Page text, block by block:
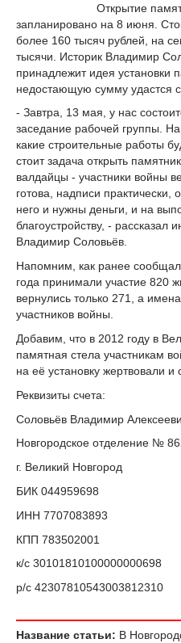
Открытие
запланировано на 8 июня.
более 160 тысяч рублей, на
тысячи. Историк Владимир
принадлежит идея установки
недостающую сумму удастся
- Завтра, 13 мая, у нас
заседание рабочей группы.
какие строительные работы
стоит задача открыть
валдайцы - участники войны
готова, надписи практически,
него и нужны деньги, и на
благоустройству, -
Владимир Соловьёв.
Напомним, как ранее
года принимали участие 820
вернулись только 271, а
участников войны.
Добавим, что в 2012 году в
памятная стела участникам
на её установку жертвовали и
Реквизиты счета:
Соловьёв Владимир
Новгородское отделение №
г. Великий Новгород
БИК 044959698
ИНН 7707083893
КПП 783502001
к/с 30101810100000000698
р/с 42307810543003812310
Название статьи: В